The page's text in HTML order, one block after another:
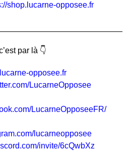
shop.lucarne-opposee.fr
par là 👇
opposee.fr
LucarneOpposee
LucarneOpposeeFR/
lucarneopposee
invite/6cQwbXz